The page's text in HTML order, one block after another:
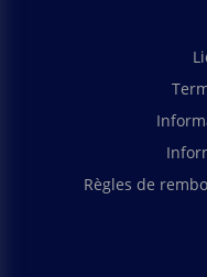
Règles de